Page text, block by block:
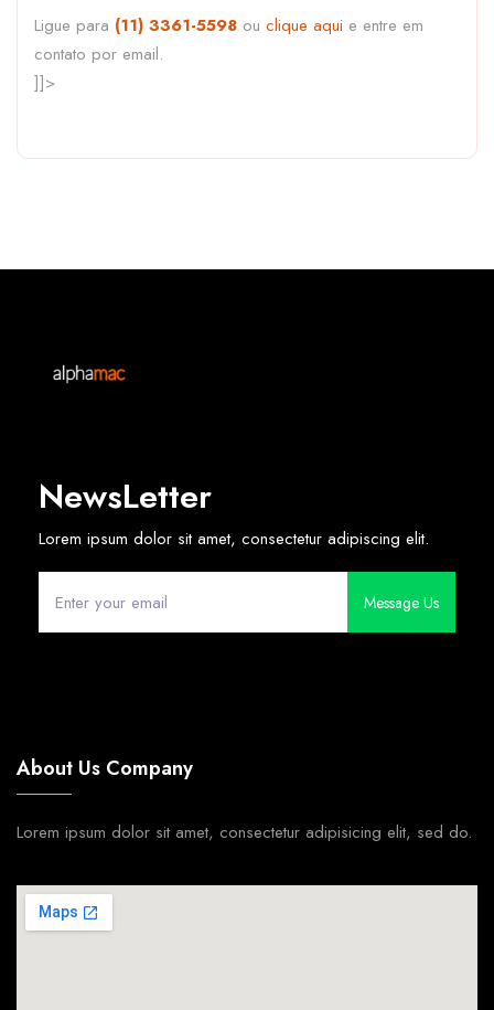
Ligue para (11) 3361-5598 ou clique aqui e entre em
contato por email.
]]>
NewsLetter
Lorem ipsum dolor sit amet, consectetur adipiscing elit.
Message Us
About Us Company
Lorem ipsum dolor sit amet, consectetur adipisicing elit, sed do.